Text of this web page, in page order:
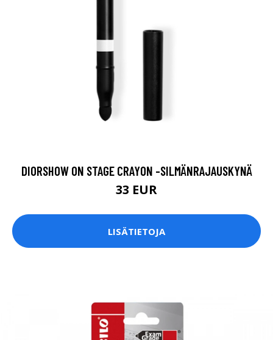
DIORSHOW ON STAGE CRAYON -SILMÄNRAJAUSKYNÄ
33 EUR
LISÄTIETOJA